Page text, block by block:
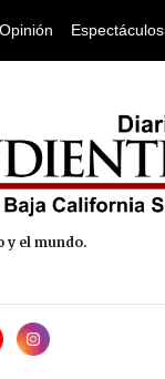
Opinión Espectáculos
y el mundo.